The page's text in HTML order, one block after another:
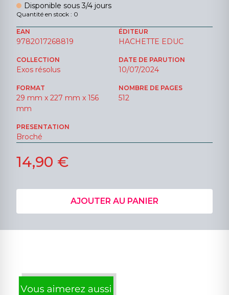
Disponible sous 3/4 jours
Quantité en stock : 0
EAN
9782017268819
ÉDITEUR
HACHETTE EDUC
COLLECTION
Exos résolus
DATE DE PARUTION
10/07/2024
FORMAT
29 mm x 227 mm x 156
mm
NOMBRE DE PAGES
512
PRESENTATION
Broché
14,90 €
AJOUTER AU PANIER